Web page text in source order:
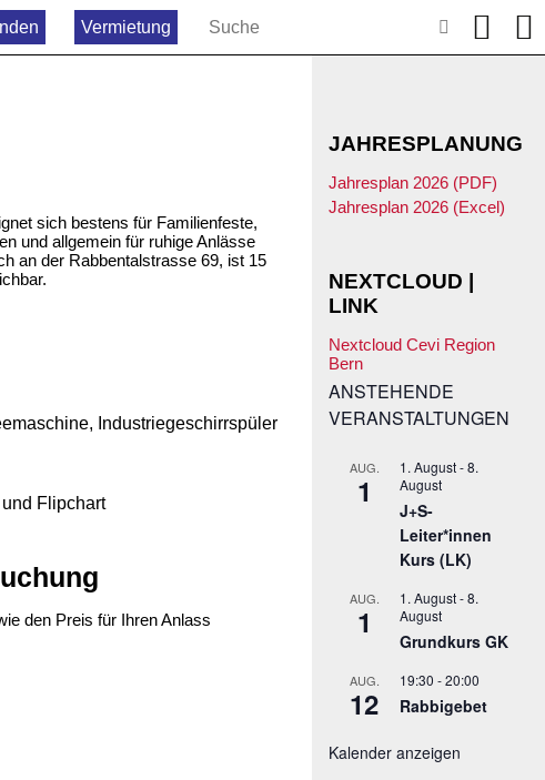
Vermietung
sich bestens für Familienfeste,
und allgemein für ruhige Anlässe
an der Rabbentalstrasse 69, ist 15
Industriegeschirrspüler
Flipchart
den Preis für Ihren Anlass
JAHRESPLANUNG
Jahresplan 2026 (PDF)
Jahresplan 2026 (Excel)
NEXTCLOUD |
LINK
Nextcloud Cevi Region
Bern
ANSTEHENDE
VERANSTALTUNGEN
AUG.
1
1. August-8.
August
J+S-
Leiter*innen
Kurs (LK)
AUG.
1
1. August-8.
August
Grundkurs GK
AUG.
12
19:30 -20:00
Rabbigebet
Kalender anzeigen